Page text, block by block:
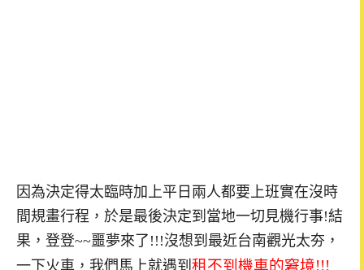
因為決定得太臨時加上平日兩人都要上班實在沒時
間規畫行程，於是最後決定到當地一切見機行事!結
果，登登~~噩夢來了!!!沒想到最近台南觀光太夯，
一下火車，我們馬上就遇到 租不到機車的窘境!!!